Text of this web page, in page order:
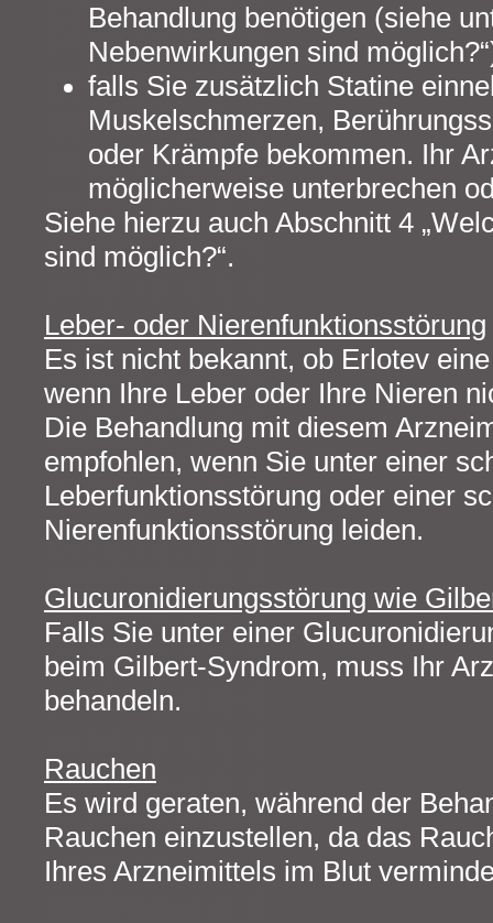
Behandlung benötigen (siehe
Nebenwirkungen sind
falls Sie zusätzlich Statine
Muskelschmerzen,
oder Krämpfe bekommen. Ihr
möglicherweise unterbrechen
Siehe hierzu auch Abschnitt 4
sind möglich?“.
Leber- oder Nierenfunktionsstörung
Es ist nicht bekannt, ob Erlotev
wenn Ihre Leber oder Ihre Nieren
Die Behandlung mit diesem
empfohlen, wenn Sie unter einer
Leberfunktionsstörung oder einer
Nierenfunktionsstörung leiden.
Glucuronidierungsstörung wie
Falls Sie unter einer
beim Gilbert-Syndrom, muss Ihr
behandeln.
Rauchen
Es wird geraten, während der
Rauchen einzustellen, da das
Ihres Arzneimittels im Blut